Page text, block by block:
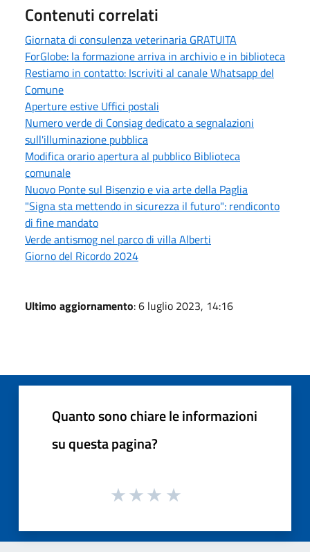
Contenuti correlati
Giornata di consulenza veterinaria GRATUITA
ForGlobe: la formazione arriva in archivio e in biblioteca
Restiamo in contatto: Iscriviti al canale Whatsapp del
Comune
Aperture estive Uffici postali
Numero verde di Consiag dedicato a segnalazioni
sull'illuminazione pubblica
Modifica orario apertura al pubblico Biblioteca
comunale
Nuovo Ponte sul Bisenzio e via arte della Paglia
"Signa sta mettendo in sicurezza il futuro": rendiconto
di fine mandato
Verde antismog nel parco di villa Alberti
Giorno del Ricordo 2024
Ultimo aggiornamento: 6 luglio 2023, 14:16
Quanto sono chiare le informazioni
su questa pagina?